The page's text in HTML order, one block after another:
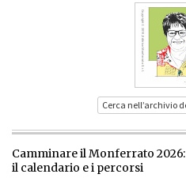
Cerca nell’archivio
Camminare il Monferrato 2026:
il calendario e i percorsi